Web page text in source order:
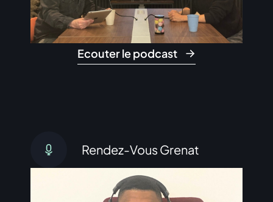
Ecouter le podcast
Rendez-Vous Grenat